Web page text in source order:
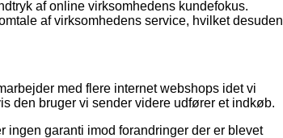
af online virksomhedens kundefokus.
af virksomhedens service, hvilket desuden
med flere internet webshops idet vi
den bruger vi sender videre udfører et indkøb.
garanti imod forandringer der er blevet